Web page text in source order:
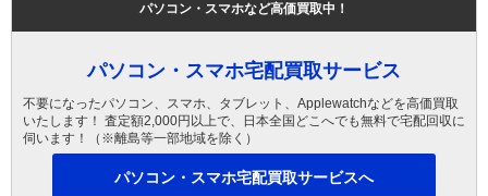
パソコン・スマホなど高価買取中！
パソコン・スマホ宅配買取サービス
不要になったパソコン、スマホ、タブレット、Applewatchなどを高価買取
いたします！ 査定額2,000円以上で、日本全国どこへでも無料で宅配回収に
伺います！（※離島等一部地域を除く）
パソコン・スマホ宅配買取サービスへ